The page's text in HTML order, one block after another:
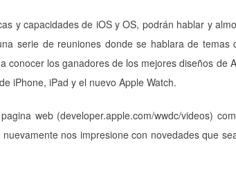
y capacidades de iOS y OS, podrán hablar y
serie de reuniones donde se hablara de temas
conocer los ganadores de los mejores diseños de
iPhone, iPad y el nuevo Apple Watch.
web (developer.apple.com/wwdc/videos)
nos impresione con novedades que